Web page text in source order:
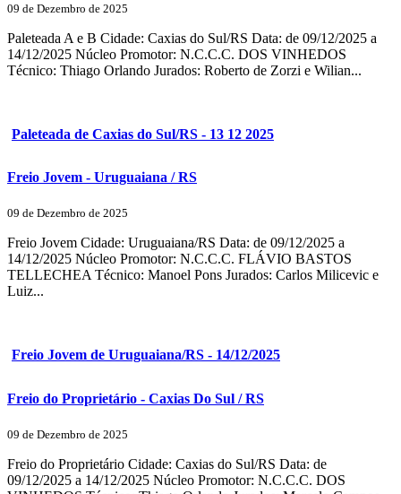
09 de Dezembro de 2025
Paleteada A e B Cidade: Caxias do Sul/RS Data: de 09/12/2025 a
14/12/2025 Núcleo Promotor: N.C.C.C. DOS VINHEDOS
Técnico: Thiago Orlando Jurados: Roberto de Zorzi e Wilian...
Paleteada de Caxias do Sul/RS - 13 12 2025
Freio Jovem - Uruguaiana / RS
09 de Dezembro de 2025
Freio Jovem Cidade: Uruguaiana/RS Data: de 09/12/2025 a
14/12/2025 Núcleo Promotor: N.C.C.C. FLÁVIO BASTOS
TELLECHEA Técnico: Manoel Pons Jurados: Carlos Milicevic e
Luiz...
Freio Jovem de Uruguaiana/RS - 14/12/2025
Freio do Proprietário - Caxias Do Sul / RS
09 de Dezembro de 2025
Freio do Proprietário Cidade: Caxias do Sul/RS Data: de
09/12/2025 a 14/12/2025 Núcleo Promotor: N.C.C.C. DOS